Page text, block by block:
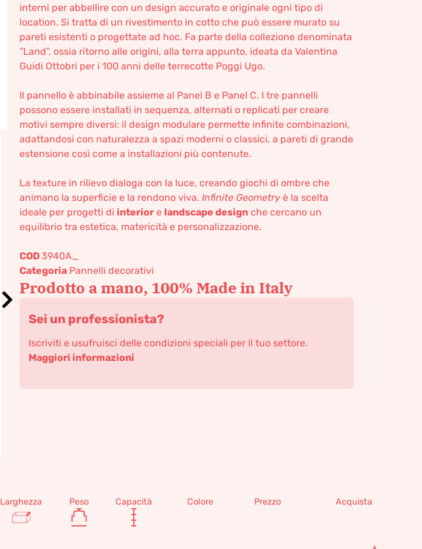
interni per abbellire con un design accurato e originale ogni tipo di
location. Si tratta di un rivestimento in cotto che può essere murato su
pareti esistenti o progettate ad hoc. Fa parte della collezione denominata
“Land”, ossia ritorno alle origini, alla terra appunto, ideata da Valentina
Guidi Ottobri per i 100 anni delle terrecotte Poggi Ugo.
Il pannello è abbinabile assieme al Panel B e Panel C. I tre pannelli
possono essere installati in sequenza, alternati o replicati per creare
motivi sempre diversi: il design modulare permette infinite combinazioni,
adattandosi con naturalezza a spazi moderni o classici, a pareti di grande
estensione così come a installazioni più contenute.
La texture in rilievo dialoga con la luce, creando giochi di ombre che
animano la superficie e la rendono viva. Infinite Geometry è la scelta
ideale per progetti di interior e landscape design che cercano un
equilibrio tra estetica, matericità e personalizzazione.
COD3940A_
Categoria Pannelli decorativi
Prodotto a mano, 100% Made in Italy
Sei un professionista?
Iscriviti e usufruisci delle condizioni speciali per il tuo settore.
Maggiori informazioni
Larghezza Peso Capacità Colore Prezzo Acquista